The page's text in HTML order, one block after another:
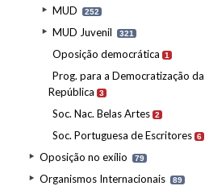
MUD 252
MUD Juvenil 321
Oposição democrática 1
Prog. para a Democratização da
República
3
Soc. Nac. Belas Artes 2
Soc. Portuguesa de Escritores 6
Oposição no exílio 79
Organismos Internacionais 89